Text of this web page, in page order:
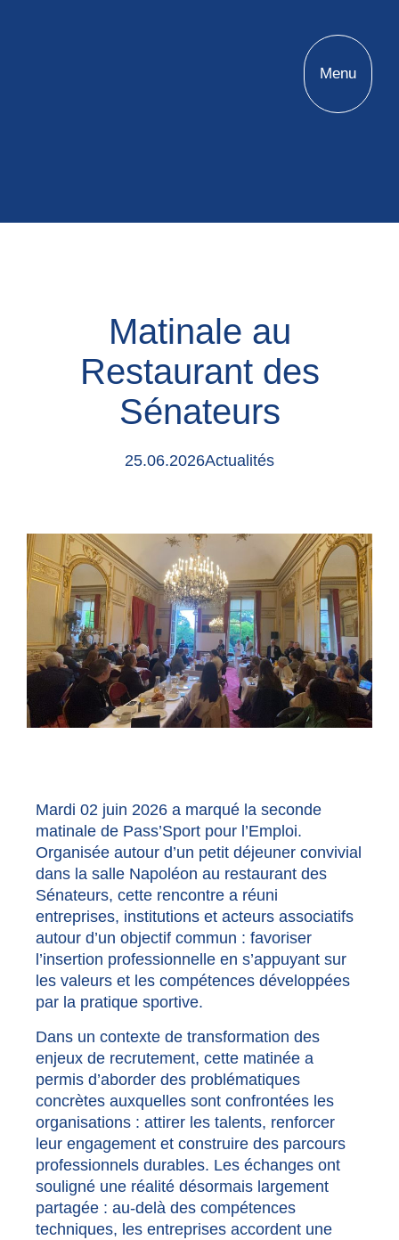
Menu
Matinale au
Restaurant des
Sénateurs
25.06.2026Actualités
Mardi 02 juin 2026 a marqué la seconde
matinale de Pass’Sport pour l’Emploi.
Organisée autour d’un petit déjeuner convivial
dans la salle Napoléon au restaurant des
Sénateurs, cette rencontre a réuni
entreprises, institutions et acteurs associatifs
autour d’un objectif commun : favoriser
l’insertion professionnelle en s’appuyant sur
les valeurs et les compétences développées
par la pratique sportive.
Dans un contexte de transformation des
enjeux de recrutement, cette matinée a
permis d’aborder des problématiques
concrètes auxquelles sont confrontées les
organisations : attirer les talents, renforcer
leur engagement et construire des parcours
professionnels durables. Les échanges ont
souligné une réalité désormais largement
partagée : au-delà des compétences
techniques, les entreprises accordent une